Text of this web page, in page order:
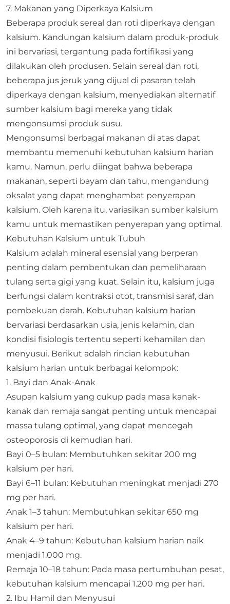
7. Makanan yang Diperkaya Kalsium
Beberapa produk sereal dan roti diperkaya dengan
kalsium. Kandungan kalsium dalam produk-produk
ini bervariasi, tergantung pada fortifikasi yang
dilakukan oleh produsen.​ Selain sereal dan roti,
beberapa jus jeruk yang dijual di pasaran telah
diperkaya dengan kalsium, menyediakan alternatif
sumber kalsium bagi mereka yang tidak
mengonsumsi produk susu.​
Mengonsumsi berbagai makanan di atas dapat
membantu memenuhi kebutuhan kalsium harian
kamu. Namun, perlu diingat bahwa beberapa
makanan, seperti bayam dan tahu, mengandung
oksalat yang dapat menghambat penyerapan
kalsium. Oleh karena itu, variasikan sumber kalsium
kamu untuk memastikan penyerapan yang optimal.​
Kebutuhan Kalsium untuk Tubuh
​Kalsium adalah mineral esensial yang berperan
penting dalam pembentukan dan pemeliharaan
tulang serta gigi yang kuat. Selain itu, kalsium juga
berfungsi dalam kontraksi otot, transmisi saraf, dan
pembekuan darah. Kebutuhan kalsium harian
bervariasi berdasarkan usia, jenis kelamin, dan
kondisi fisiologis tertentu seperti kehamilan dan
menyusui. Berikut adalah rincian kebutuhan
kalsium harian untuk berbagai kelompok:​
1. Bayi dan Anak-Anak
Asupan kalsium yang cukup pada masa kanak-
kanak dan remaja sangat penting untuk mencapai
massa tulang optimal, yang dapat mencegah
osteoporosis di kemudian hari.​
Bayi 0–5 bulan: Membutuhkan sekitar 200 mg
kalsium per hari.​
Bayi 6–11 bulan: Kebutuhan meningkat menjadi 270
mg per hari.​
Anak 1–3 tahun: Membutuhkan sekitar 650 mg
kalsium per hari.​
Anak 4–9 tahun: Kebutuhan kalsium harian naik
menjadi 1.000 mg.​
Remaja 10–18 tahun: Pada masa pertumbuhan pesat,
kebutuhan kalsium mencapai 1.200 mg per hari.​
2. Ibu Hamil dan Menyusui